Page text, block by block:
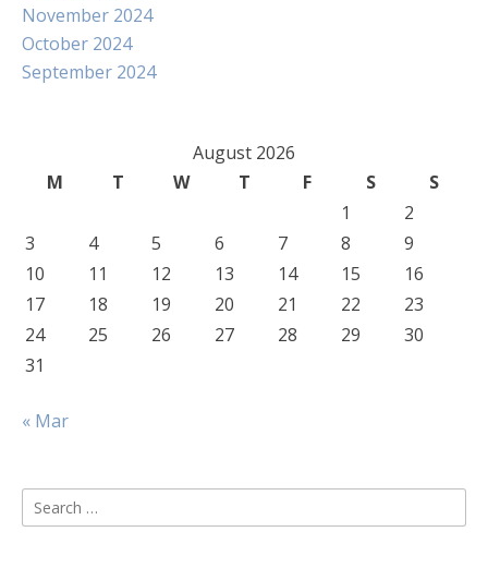
November 2024
October 2024
September 2024
August 2026
M
T W T F S
S
1
2
3
4 5 6 7 8
9
10
11 12 13 14 15
16
17
18 19 20 21 22
23
24
25 26 27 28 29
30
31
« Mar
Search
for: